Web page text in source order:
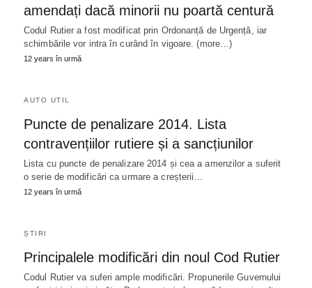
amendați dacă minorii nu poartă centură
Codul Rutier a fost modificat prin Ordonanță de Urgență, iar
schimbările vor intra în curând în vigoare. (more…)
12 years în urmă
AUTO UTIL
Puncte de penalizare 2014. Lista
contravențiilor rutiere și a sancțiunilor
Lista cu puncte de penalizare 2014 și cea a amenzilor a suferit
o serie de modificări ca urmare a creșterii…
12 years în urmă
ȘTIRI
Principalele modificări din noul Cod Rutier
Codul Rutier va suferi ample modificări. Propunerile Guvernului